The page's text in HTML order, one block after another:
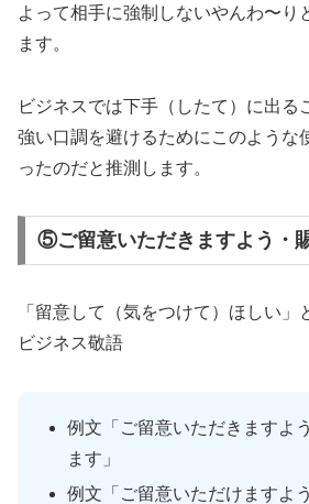
よって相手に強制しないやんわ〜り
ます。
ビジネスでは下手（したて）に出る
強い口調を避けるためにこのような
ったのだと推測します。
⑤ご留意いただきますよう・
「留意して（気をつけて）ほしい」
ビジネス敬語
例文「ご留意いただきますよ
ます」
例文「ご留意いただけますよ